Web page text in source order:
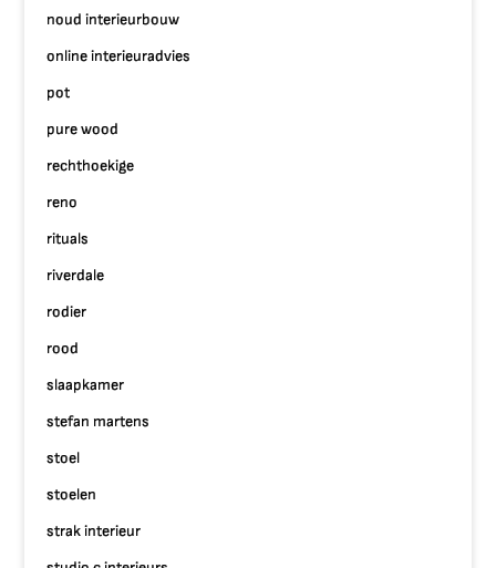
noud interieurbouw
online interieuradvies
pot
pure wood
rechthoekige
reno
rituals
riverdale
rodier
rood
slaapkamer
stefan martens
stoel
stoelen
strak interieur